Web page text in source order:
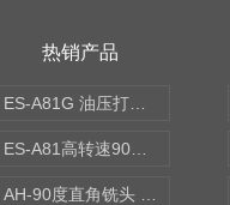
热销产品